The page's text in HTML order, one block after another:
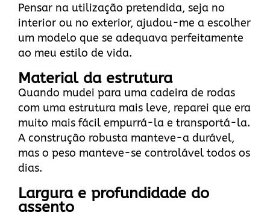
Pensar na utilização pretendida, seja no
interior ou no exterior, ajudou-me a escolher
um modelo que se adequava perfeitamente
ao meu estilo de vida.
Material da estrutura
Quando mudei para uma cadeira de rodas
com uma estrutura mais leve, reparei que era
muito mais fácil empurrá-la e transportá-la.
A construção robusta manteve-a durável,
mas o peso manteve-se controlável todos os
dias.
Largura e profundidade do
assento